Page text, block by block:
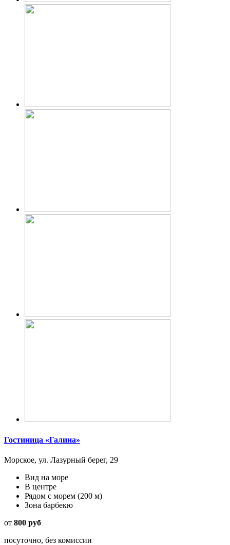
Гостиница «Галина»
Морское, ул. Лазурный берег, 29
Вид на море
В центре
Рядом с морем (200 м)
Зона барбекю
от 800 руб
посуточно, без комиссии